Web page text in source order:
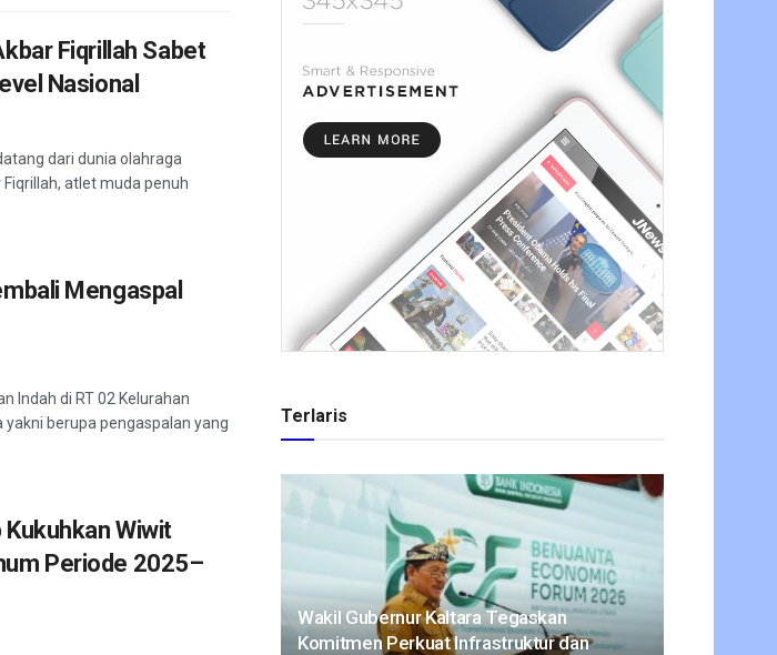
Fiqrillah Sabet
Nasional
dari dunia olahraga
atlet muda penuh
Mengaspal
Indah di RT 02 Kelurahan
berupa pengaspalan yang
Kukuhkan Wiwit
Periode 2025–
Terlaris
Wakil Gubernur Kaltara Tegaskan
Komitmen Perkuat Infrastruktur dan